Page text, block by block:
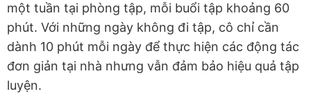
một tuần tại phòng tập, mỗi buổi tập khoảng 60
phút. Với những ngày không đi tập, cô chỉ cần
dành 10 phút mỗi ngày để thực hiện các động tác
đơn giản tại nhà nhưng vẫn đảm bảo hiệu quả tập
luyện.